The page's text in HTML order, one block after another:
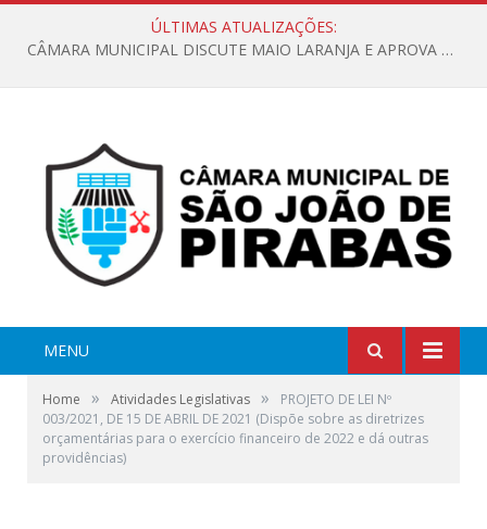
ÚLTIMAS ATUALIZAÇÕES:
CÂMARA MUNICIPAL DISCUTE MAIO LARANJA E APROVA REQUERIMENTO SOBRE SINALIZAÇÃO URBANA
MENU
Home » Atividades Legislativas »
PROJETO DE LEI Nº
003/2021, DE 15 DE ABRIL DE 2021 (Dispõe sobre as diretrizes
orçamentárias para o exercício financeiro de 2022 e dá outras
providências)